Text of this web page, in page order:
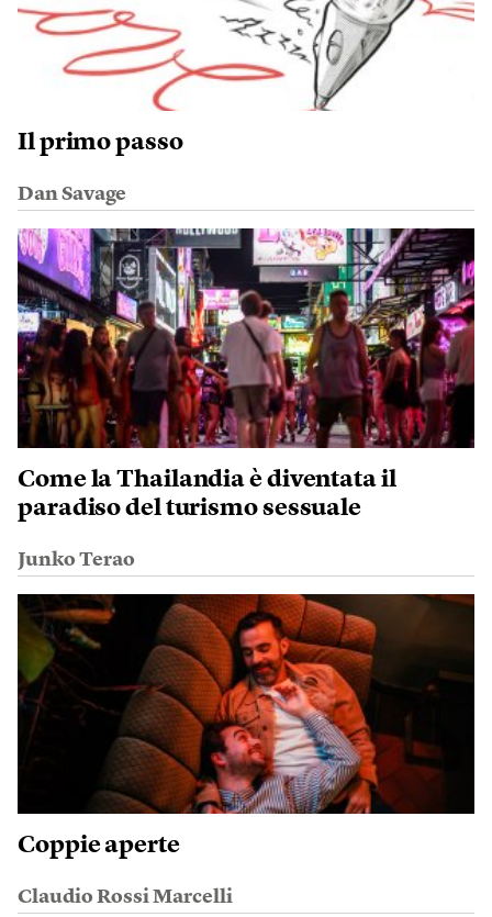
Il primo passo
Dan Savage
Come la Thailandia è diventata il
paradiso del turismo sessuale
Junko Terao
Coppie aperte
Claudio Rossi Marcelli